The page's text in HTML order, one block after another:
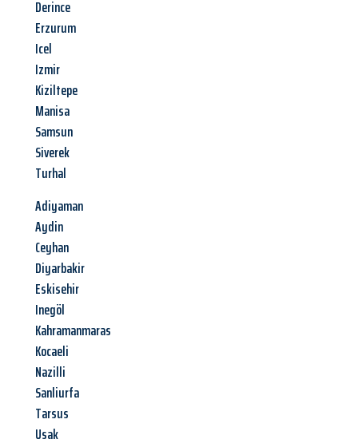
Derince
Erzurum
Icel
Izmir
Kiziltepe
Manisa
Samsun
Siverek
Turhal
Adiyaman
Aydin
Ceyhan
Diyarbakir
Eskisehir
Inegöl
Kahramanmaras
Kocaeli
Nazilli
Sanliurfa
Tarsus
Usak